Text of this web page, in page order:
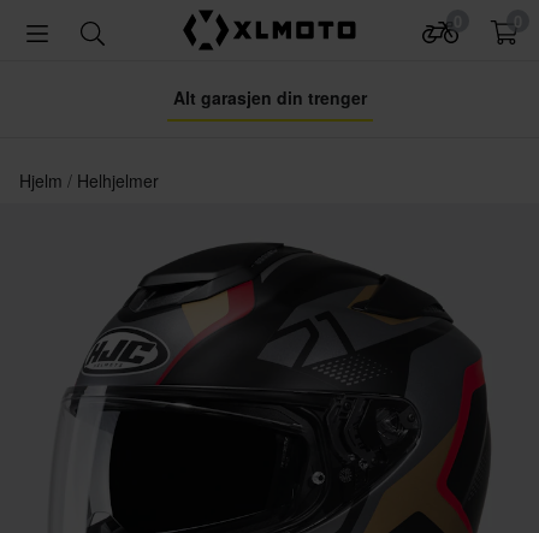
Alt garasjen din trenger
Hjelm Helhjelmer